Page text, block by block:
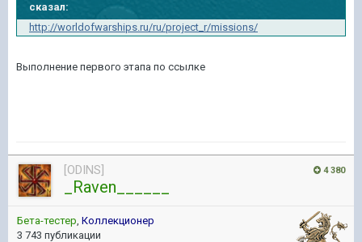
сказал:
http://worldofwarships.ru/ru/project_r/missions/
Выполнение первого этапа по ссылке
4 380
[ODINS]
_Raven______
Бета-тестер, Коллекционер
3 743 публикации